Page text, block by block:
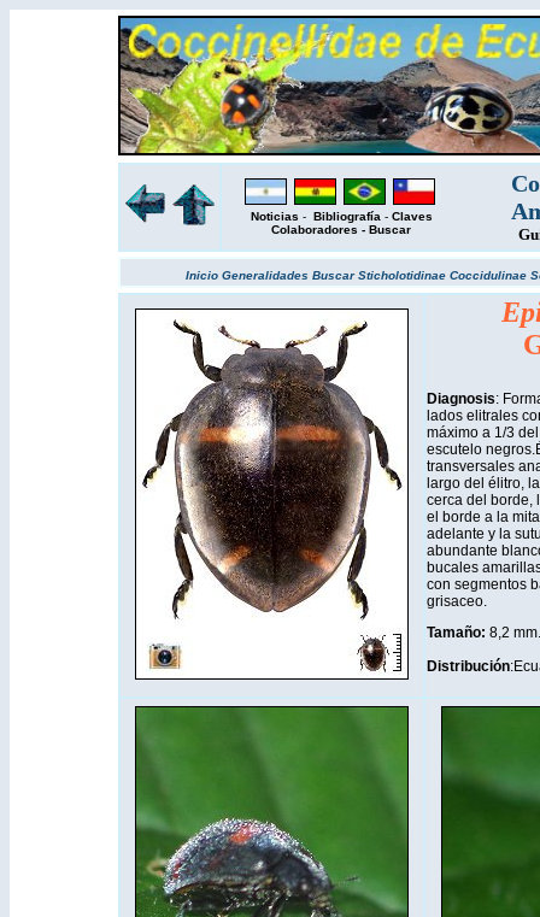
Noticias - Bibliografía - Claves
Colaboradores - Buscar
Inicio Generalidades BuscarSticholotidinae Coccidulinae
Diagnosis:
lados elitrales
máximo a 1/3
escutelo
transversales
largo del élitro,
cerca del borde,
el borde a la
adelante y la
abundante
bucales
con segmentos
grisaceo.
Tamaño: 8,2 mm.
Distribución